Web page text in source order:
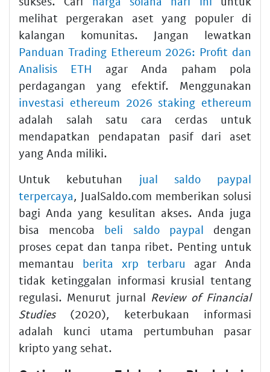
melihat pergerakan aset yang populer di
kalangan komunitas. Jangan lewatkan
Panduan Trading Ethereum 2026: Profit dan
Analisis ETH agar Anda paham pola
perdagangan yang efektif. Menggunakan
investasi ethereum 2026 staking ethereum
adalah salah satu cara cerdas untuk
mendapatkan pendapatan pasif dari aset
yang Anda miliki.
Untuk kebutuhan jual saldo paypal
terpercaya, JualSaldo.com memberikan solusi
bagi Anda yang kesulitan akses. Anda juga
bisa mencoba beli saldo paypal dengan
proses cepat dan tanpa ribet. Penting untuk
memantau berita xrp terbaru agar Anda
tidak ketinggalan informasi krusial tentang
regulasi. Menurut jurnal Review of Financial
Studies(2020), keterbukaan informasi
adalah kunci utama pertumbuhan pasar
kripto yang sehat.